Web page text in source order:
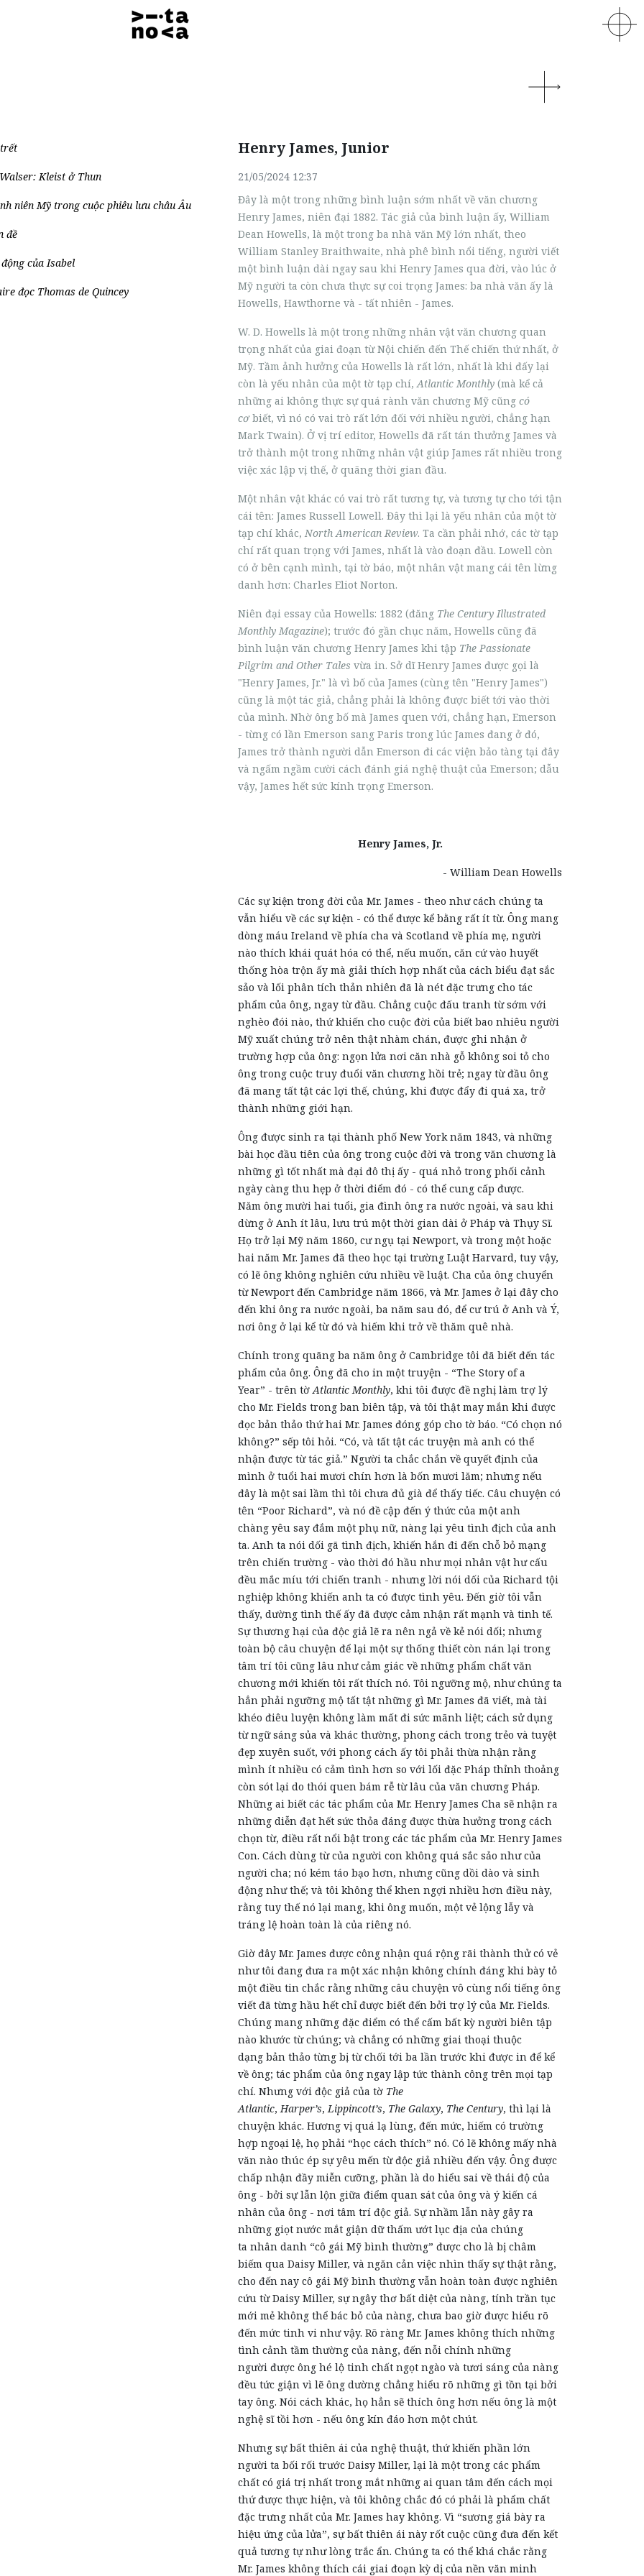
Kleist ở Thun
niên Mỹ trong cuộc phiêu lưu châu Âu
đề
của Isabel
đọc Thomas de Quincey
Henry James, Junior
21/05/2024 12:37
Đây là một trong những bình luận sớm nhất về văn chương
Henry James, niên đại 1882. Tác giả của bình luận ấy, William
Dean Howells, là một trong ba nhà văn Mỹ lớn nhất, theo
William Stanley Braithwaite, nhà phê bình nổi tiếng, người viết
một bình luận dài ngay sau khi Henry James qua đời, vào lúc ở
Mỹ người ta còn chưa thực sự coi trọng James: ba nhà văn ấy là
Howells, Hawthorne và - tất nhiên - James.
W. D. Howells là một trong những nhân vật văn chương quan
trọng nhất của giai đoạn từ Nội chiến đến Thế chiến thứ nhất, ở
Mỹ. Tầm ảnh hưởng của Howells là rất lớn, nhất là khi đấy lại
còn là yếu nhân của một tờ tạp chí,Atlantic Monthly (mà kể cả
những ai không thực sự quá rành văn chương Mỹ cũng có
cơbiết, vì nó có vai trò rất lớn đối với nhiều người, chẳng hạn
Mark Twain). Ở vị trí editor, Howells đã rất tán thưởng James và
trở thành một trong những nhân vật giúp James rất nhiều trong
việc xác lập vị thế, ở quãng thời gian đầu.
Một nhân vật khác có vai trò rất tương tự, và tương tự cho tới tận
cái tên: James Russell Lowell. Đây thì lại là yếu nhân của một tờ
tạp chí khác, North American Review. Ta cần phải nhớ, các tờ tạp
chí rất quan trọng với James, nhất là vào đoạn đầu. Lowell còn
có ở bên cạnh mình, tại tờ báo, một nhân vật mang cái tên lừng
danh hơn: Charles Eliot Norton.
Niên đại essay của Howells: 1882 (đăng The Century Illustrated
Monthly Magazine); trước đó gần chục năm, Howells cũng đã
bình luận văn chương Henry James khi tập The Passionate
Pilgrim and Other Tales vừa in. Sở dĩ Henry James được gọi là
"Henry James, Jr." là vì bố của James (cùng tên "Henry James")
cũng là một tác giả, chẳng phải là không được biết tới vào thời
của mình. Nhờ ông bố mà James quen với, chẳng hạn, Emerson
- từng có lần Emerson sang Paris trong lúc James đang ở đó,
James trở thành người dẫn Emerson đi các viện bảo tàng tại đây
và ngấm ngầm cười cách đánh giá nghệ thuật của Emerson; dẫu
vậy, James hết sức kính trọng Emerson.
Henry James, Jr.
- William Dean Howells
Các sự kiện trong đời của Mr. James - theo như cách chúng ta
vẫn hiểu về các sự kiện - có thể được kể bằng rất ít từ. Ông mang
dòng máu Ireland về phía cha và Scotland về phía mẹ, người
nào thích khái quát hóa có thể, nếu muốn, căn cứ vào huyết
thống hòa trộn ấy mà giải thích hợp nhất của cách biểu đạt sắc
sảo và lối phân tích thản nhiên đã là nét đặc trưng cho tác
phẩm của ông, ngay từ đầu. Chẳng cuộc đấu tranh từ sớm với
nghèo đói nào, thứ khiến cho cuộc đời của biết bao nhiêu người
Mỹ xuất chúng trở nên thật nhàm chán, được ghi nhận ở
trường hợp của ông: ngọn lửa nơi căn nhà gỗ không soi tỏ cho
ông trong cuộc truy đuổi văn chương hồi trẻ; ngay từ đầu ông
đã mang tất tật các lợi thế, chúng, khi được đẩy đi quá xa, trở
thành những giới hạn.
Ông được sinh ra tại thành phố New York năm 1843, và những
bài học đầu tiên của ông trong cuộc đời và trong văn chương là
những gì tốt nhất mà đại đô thị ấy - quá nhỏ trong phối cảnh
ngày càng thu hẹp ở thời điểm đó - có thể cung cấp được.
Năm ông mười hai tuổi, gia đình ông ra nước ngoài, và sau khi
dừng ở Anh ít lâu, lưu trú một thời gian dài ở Pháp và Thụy Sĩ.
Họ trở lại Mỹ năm 1860, cư ngụ tại Newport, và trong một hoặc
hai năm Mr. James đã theo học tại trường Luật Harvard, tuy vậy,
có lẽ ông không nghiên cứu nhiều về luật. Cha của ông chuyển
từ Newport đến Cambridge năm 1866, và Mr. James ở lại đây cho
đến khi ông ra nước ngoài, ba năm sau đó, để cư trú ở Anh và Ý,
nơi ông ở lại kể từ đó và hiếm khi trở về thăm quê nhà.
Chính trong quãng ba năm ông ở Cambridge tôi đã biết đến tác
phẩm của ông. Ông đã cho in một truyện - “The Story of a
Year” - trên tờAtlantic Monthly, khi tôi được đề nghị làm trợ lý
cho Mr. Fields trong ban biên tập, và tôi thật may mắn khi được
đọc bản thảo thứ hai Mr. James đóng góp cho tờ báo. “Có chọn nó
không?” sếp tôi hỏi. “Có, và tất tật các truyện mà anh có thể
nhận được từ tác giả.” Người ta chắc chắn về quyết định của
mình ở tuổi hai mươi chín hơn là bốn mươi lăm; nhưng nếu
đây là một sai lầm thì tôi chưa đủ già để thấy tiếc. Câu chuyện có
tên “Poor Richard”, và nó đề cập đến ý thức của một anh
chàng yêu say đắm một phụ nữ, nàng lại yêu tình địch của anh
ta. Anh ta nói dối gã tình địch, khiến hắn đi đến chỗ bỏ mạng
trên chiến trường - vào thời đó hầu như mọi nhân vật hư cấu
đều mắc míu tới chiến tranh - nhưng lời nói dối của Richard tội
nghiệp không khiến anh ta có được tình yêu. Đến giờ tôi vẫn
thấy, dường tình thế ấy đã được cảm nhận rất mạnh và tinh tế.
Sự thương hại của độc giả lẽ ra nên ngả về kẻ nói dối; nhưng
toàn bộ câu chuyện để lại một sự thống thiết còn nán lại trong
tâm trí tôi cũng lâu như cảm giác về những phẩm chất văn
chương mới khiến tôi rất thích nó. Tôi ngưỡng mộ, như chúng ta
hẳn phải ngưỡng mộ tất tật những gì Mr. James đã viết, mà tài
khéo điêu luyện không làm mất đi sức mãnh liệt; cách sử dụng
từ ngữ sáng sủa và khác thường, phong cách trong trẻo và tuyệt
đẹp xuyên suốt, với phong cách ấy tôi phải thừa nhận rằng
mình ít nhiều có cảm tình hơn so với lối đặc Pháp thỉnh thoảng
còn sót lại do thói quen bám rễ từ lâu của văn chương Pháp.
Những ai biết các tác phẩm của Mr. Henry James Cha sẽ nhận ra
những diễn đạt hết sức thỏa đáng được thừa hưởng trong cách
chọn từ, điều rất nổi bật trong các tác phẩm của Mr. Henry James
Con. Cách dùng từ của người con không quá sắc sảo như của
người cha; nó kém táo bạo hơn, nhưng cũng dồi dào và sinh
động như thế; và tôi không thể khen ngợi nhiều hơn điều này,
rằng tuy thế nó lại mang, khi ông muốn, một vẻ lộng lẫy và
tráng lệ hoàn toàn là của riêng nó.
Giờ đây Mr. James được công nhận quá rộng rãi thành thử có vẻ
như tôi đang đưa ra một xác nhận không chính đáng khi bày tỏ
một điều tin chắc rằng những câu chuyện vô cùng nổi tiếng ông
viết đã từng hầu hết chỉ được biết đến bởi trợ lý của Mr. Fields.
Chúng mang những đặc điểm có thể cấm bất kỳ người biên tập
nào khước từ chúng; và chẳng có những giai thoại thuộc
dạng bản thảo từng bị từ chối tới ba lần trước khi được in để kể
về ông; tác phẩm của ông ngay lập tức thành công trên mọi tạp
chí. Nhưng với độc giả của tờ The
Atlantic,Harper’s,Lippincott’s, The Galaxy, The Century, thì lại là
chuyện khác. Hương vị quá lạ lùng, đến mức, hiếm có trường
hợp ngoại lệ, họ phải “học cách thích” nó. Có lẽ không mấy nhà
văn nào thúc ép sự yêu mến từ độc giả nhiều đến vậy. Ông được
chấp nhận đầy miễn cưỡng, phần là do hiểu sai về thái độ của
ông - bởi sự lẫn lộn giữa điểm quan sát của ông và ý kiến cá
nhân của ông - nơi tâm trí độc giả. Sự nhầm lẫn này gây ra
những giọt nước mắt giận dữ thấm ướt lục địa của chúng
ta nhân danh “cô gái Mỹ bình thường” được cho là bị châm
biếm qua Daisy Miller, và ngăn cản việc nhìn thấy sự thật rằng,
cho đến nay cô gái Mỹ bình thường vẫn hoàn toàn được nghiên
cứu từ Daisy Miller, sự ngây thơ bất diệt của nàng, tính trần tục
mới mẻ không thể bác bỏ của nàng, chưa bao giờ được hiểu rõ
đến mức tinh vi như vậy. Rõ ràng Mr. James không thích những
tình cảnh tầm thường của nàng, đến nỗi chính những
người được ông hé lộ tinh chất ngọt ngào và tươi sáng của nàng
đều tức giận vì lẽ ông dường chẳng hiểu rõ những gì tồn tại bởi
tay ông. Nói cách khác, họ hẳn sẽ thích ông hơn nếu ông là một
nghệ sĩ tồi hơn - nếu ông kín đáo hơn một chút.
Nhưng sự bất thiên ái của nghệ thuật, thứ khiến phần lớn
người ta bối rối trước Daisy Miller, lại là một trong các phẩm
chất có giá trị nhất trong mắt những ai quan tâm đến cách mọi
thứ được thực hiện, và tôi không chắc đó có phải là phẩm chất
đặc trưng nhất của Mr. James hay không. Vì “sương giá bày ra
hiệu ứng của lửa”, sự bất thiên ái này rốt cuộc cũng đưa đến kết
quả tương tự như lòng trắc ẩn. Chúng ta có thể khá chắc rằng
Mr. James không thích cái giai đoạn kỳ dị của nền văn minh